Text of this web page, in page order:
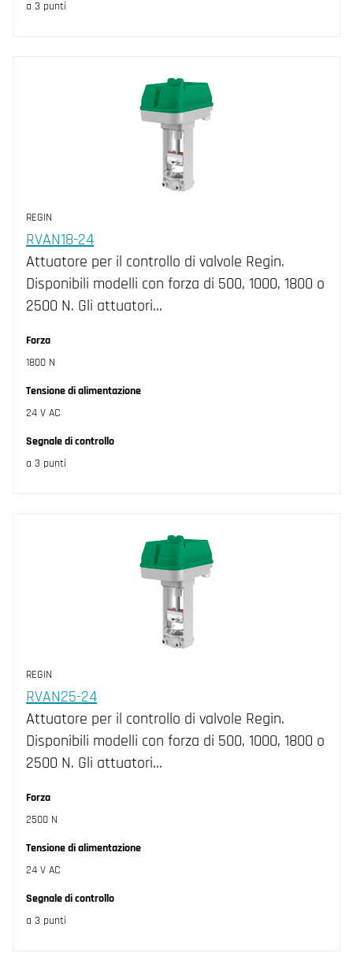
a 3 punti
REGIN
RVAN18-24
Attuatore per il controllo di valvole Regin.
Disponibili modelli con forza di 500, 1000, 1800 o
2500 N. Gli attuatori…
Forza
1800 N
Tensione di alimentazione
24 V AC
Segnale di controllo
a 3 punti
REGIN
RVAN25-24
Attuatore per il controllo di valvole Regin.
Disponibili modelli con forza di 500, 1000, 1800 o
2500 N. Gli attuatori…
Forza
2500 N
Tensione di alimentazione
24 V AC
Segnale di controllo
a 3 punti